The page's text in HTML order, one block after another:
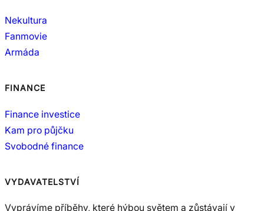
Nekultura
Fanmovie
Armáda
FINANCE
Finance investice
Kam pro půjčku
Svobodné finance
VYDAVATELSTVÍ
Vyprávíme příběhy, které hýbou světem a zůstávají v